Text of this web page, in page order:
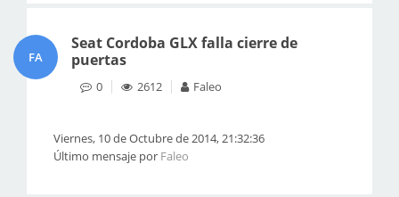
FA
Seat Cordoba GLX falla cierre de
puertas
0 2612 Faleo
Viernes, 10 de Octubre de 2014, 21:32:36
Último mensaje por Faleo